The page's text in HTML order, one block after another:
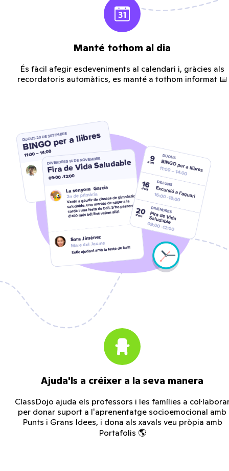
Manté tothom al dia
És fàcil afegir esdeveniments al calendari i, gràcies als
recordatoris automàtics, es manté a tothom informat 📅
Ajuda'ls a créixer a la seva manera
ClassDojo ajuda els professors i les famílies a
per donar suport a l'aprenentatge socioemocional amb
Punts i Grans Idees, i dona als xavals veu pròpia amb
Portafolis 🌎